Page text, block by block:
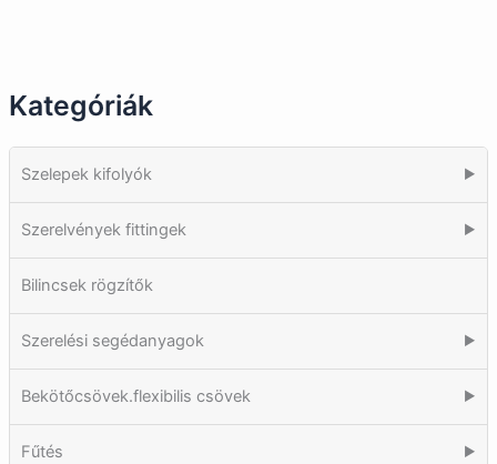
Kategóriák
Szelepek kifolyók ▶
Szerelvények fittingek ▶
Bilincsek rögzítők
Szerelési segédanyagok ▶
Bekötőcsövek.flexibilis csövek ▶
Fűtés ▶